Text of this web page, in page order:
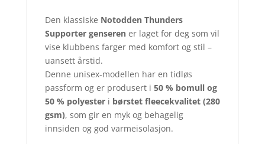
Den klassiske Notodden Thunders
Supporter genserener laget for deg som vil
vise klubbens farger med komfort og stil –
uansett årstid.
Denne unisex-modellen har en tidløs
passform og er produsert i 50 % bomull og
50 % polyesteri børstet fleecekvalitet (280
gsm), som gir en myk og behagelig
innsiden og god varmeisolasjon.